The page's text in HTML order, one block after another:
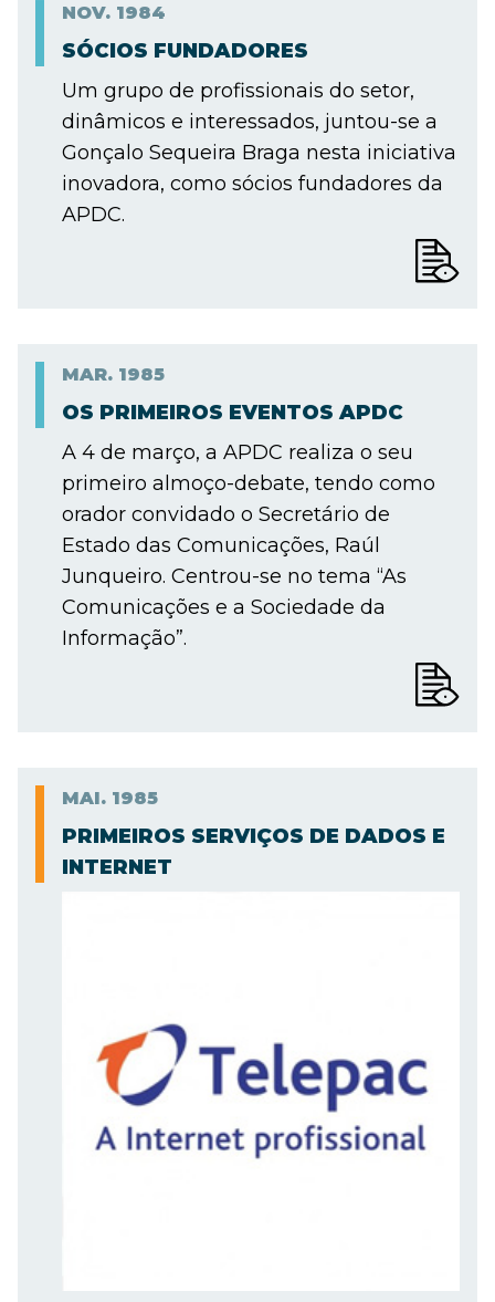
NOV. 1984
SÓCIOS FUNDADORES
Um grupo de profissionais do setor,
dinâmicos e interessados, juntou-se a
Gonçalo Sequeira Braga nesta iniciativa
inovadora, como sócios fundadores da
APDC.
MAR. 1985
OS PRIMEIROS EVENTOS APDC
A 4 de março, a APDC realiza o seu
primeiro almoço-debate, tendo como
orador convidado o Secretário de
Estado das Comunicações, Raúl
Junqueiro. Centrou-se no tema “As
Comunicações e a Sociedade da
Informação”.
MAI. 1985
PRIMEIROS SERVIÇOS DE DADOS E
INTERNET